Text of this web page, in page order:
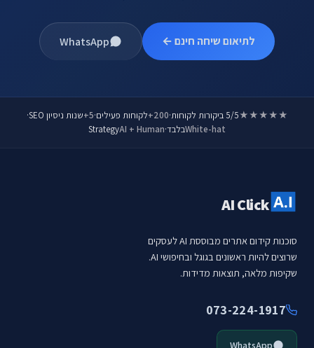
לתיאום שיחה חינם ← WhatsApp
★★★★★5/5 ביקורות לקוחות ·
200+ לקוחות פעילים·
5+ שנות ניסיון SEO
·
White-hatבלבד·
AI + Human
Strategy
AI Click
סוכנות קידום אתרים מבוססת AI לעסקים
שרוצים להיות ראשונים בגוגל ובחיפושי AI.
שקיפות מלאה, תוצאות מדידות.
073-224-1917
WhatsApp